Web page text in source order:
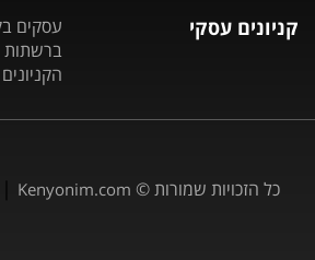
קניונים עסקי עסקים
ברשתות
הקניונים
כל הזכויות שמורות © Kenyonim.com